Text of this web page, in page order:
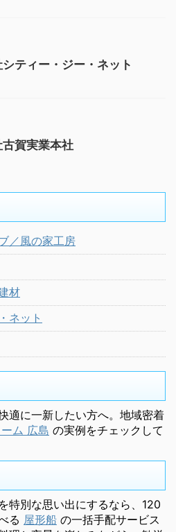
ティー・ジー・ネット
賀実業本社
／風の家工房
材
ネット
適に一新したい方へ。地域密着
ム 広島 の実例をチェックして
特別な思い出にするなら、120
る 屋形船 の一括手配サービス